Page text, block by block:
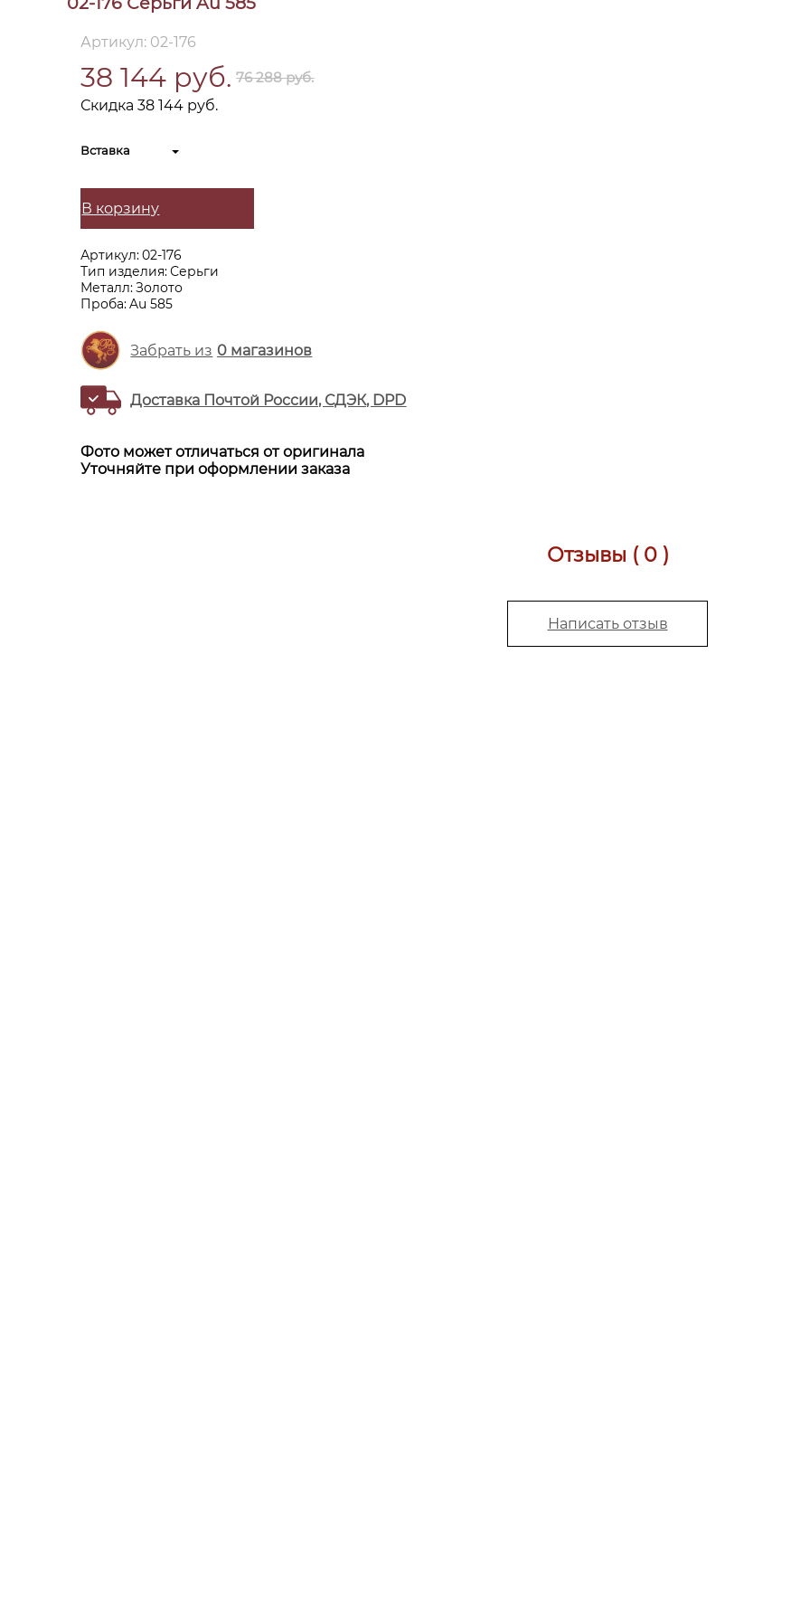
Артикул: 02-176
38 144 руб. 76 288 руб.
Скидка 38 144 руб.
Вставка
В корзину
Артикул:02-176
Тип изделия:Серьги
Металл:Золото
Проба:Au 585
Забрать из 0 магазинов
Доставка Почтой России, СДЭК, DPD
Фото может отличаться от оригинала
Уточняйте при оформлении заказа
Отзывы ( 0 )
Написать отзыв